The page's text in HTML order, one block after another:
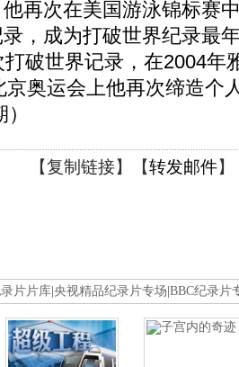
再次在美国游泳锦标赛
，成为打破世界纪录最
打破世界记录，在2004年
京奥运会上他再次缔造个
【复制链接】【转发邮件】
片片库 央视精品纪录片专场 BBC纪录片